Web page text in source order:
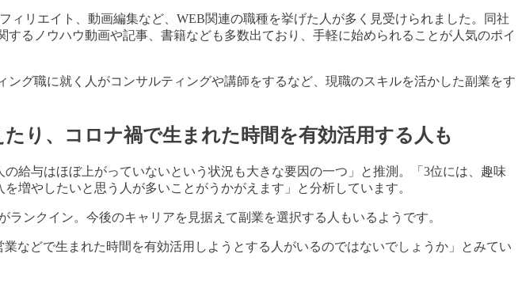
リエイト、動画編集など、WEB関連の職種を挙げた人が多く見受けられました。同社
るノウハウ動画や記事、書籍なども多数出ており、手軽に始められることが人気のポイ
グ職に就く人がコンサルティングや講師をするなど、現職のスキルを活かした副業をす
たり、コロナ禍で生まれた時間を有効活用する人も
給与はほぼ上がっていないという状況も大きな要因の一つ」と推測。「3位には、趣味
増やしたいと思う人が多いことがうかがえます」と分析しています。
ンクイン。今後のキャリアを見据えて副業を選択する人もいるようです。
などで生まれた時間を有効活用しようとする人がいるのではないでしょうか」とみてい